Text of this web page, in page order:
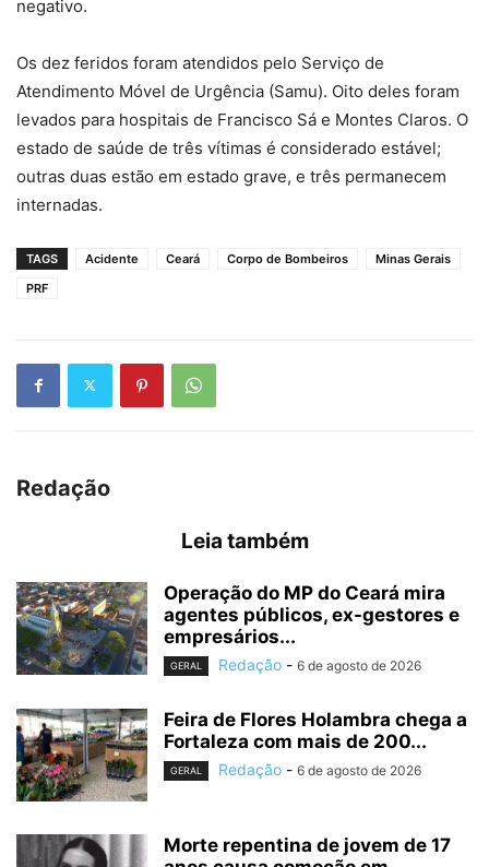
negativo.
Os dez feridos foram atendidos pelo Serviço de
Atendimento Móvel de Urgência (Samu). Oito deles foram
levados para hospitais de Francisco Sá e Montes Claros. O
estado de saúde de três vítimas é considerado estável;
outras duas estão em estado grave, e três permanecem
internadas.
TAGS Acidente Ceará Corpo de Bombeiros
Minas Gerais
PRF
Redação
Leia também
Operação do MP do Ceará mira
agentes públicos, ex-gestores e
empresários...
GERAL Redação - 6 de agosto de 2026
Feira de Flores Holambra chega a
Fortaleza com mais de 200...
GERAL Redação - 6 de agosto de 2026
Morte repentina de jovem de 17